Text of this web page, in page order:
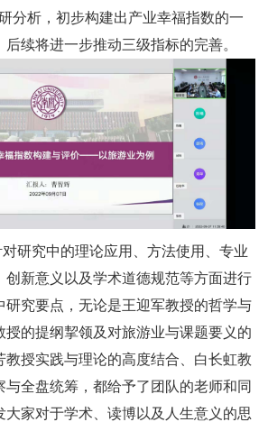
分析，初步构建出产业幸福指数的一
续将进一步推动三级指标的完善。
研究中的理论应用、方法使用、专业
创新意义以及学术道德规范等方面进行
研究要点，无论是王迎军教授的哲学与
授的提纲挈领及对旅游业与课题要义的
教授实践与理论的高度结合、白长虹教
与全盘统筹，都给予了团队的老师和同
大家对于学术、读博以及人生意义的思